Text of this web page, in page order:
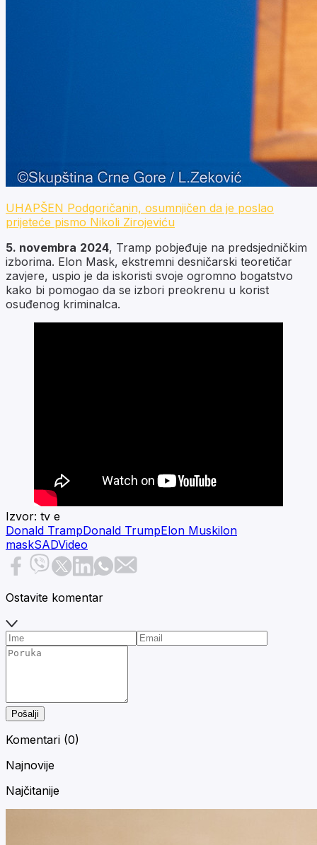
UHAPŠEN Podgoričanin, osumnjičen da je poslao
prijeteće pismo Nikoli Zirojeviću
5. novembra 2024, Tramp pobjeđuje na predsjedničkim
izborima. Elon Mask, ekstremni desničarski teoretičar
zavjere, uspio je da iskoristi svoje ogromno bogatstvo
kako bi pomogao da se izbori preokrenu u korist
osuđenog kriminalca.
Izvor: tv e
Donald TrampDonald TrumpElon Muskilon
maskSADVideo
Ostavite komentar
Pošalji
Komentari (0)
Najnovije
Najčitanije